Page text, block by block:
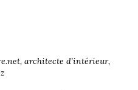
architecte d’intérieur,